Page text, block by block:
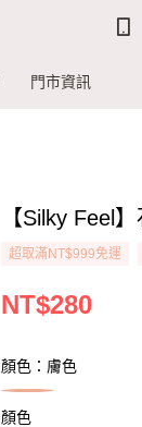
門市資訊
【Silky Feel
超取滿NT$999免運
NT$280
顏色：膚色
顏色